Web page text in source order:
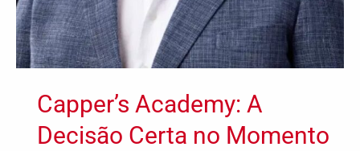
Capper’s Academy: A
Decisão Certa no Momento